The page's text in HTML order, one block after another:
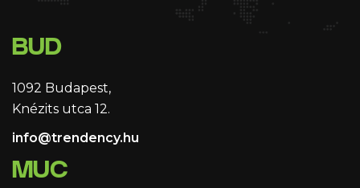
BUD
1092 Budapest,
Knézits utca 12.
info@trendency.hu
MUC